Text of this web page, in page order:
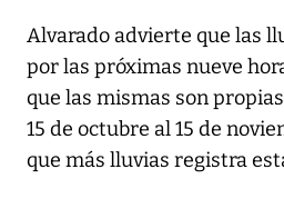
Alvarado advierte que las
por las próximas nueve
que las mismas son
15 de octubre al 15 de
que más lluvias registra